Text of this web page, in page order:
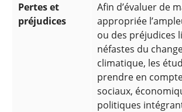
Pertes et
préjudices
Afin d’évaluer de
appropriée
ou des préjudices
néfastes du
climatique, les
prendre en
sociaux,
politiques